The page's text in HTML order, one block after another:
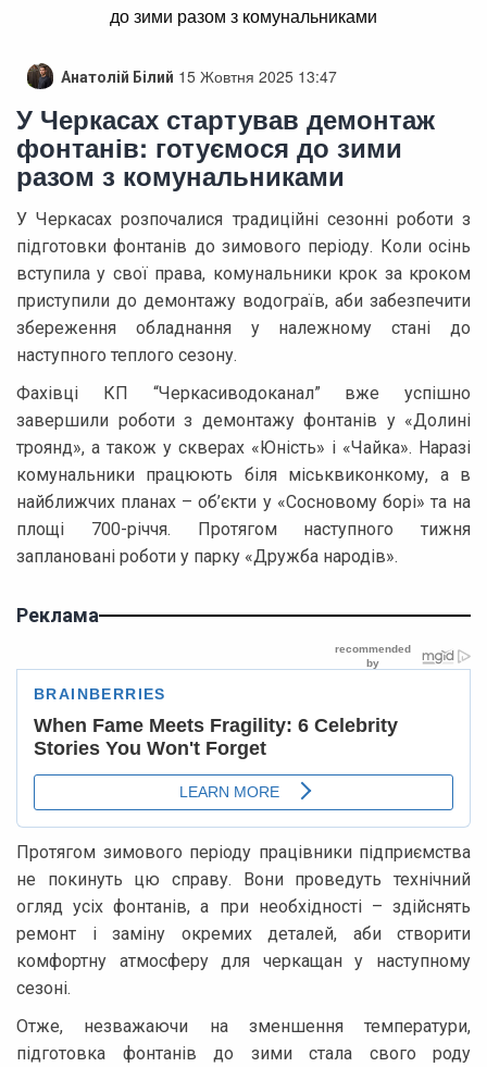
до зими разом з комунальниками
Анатолій Білий 15 Жовтня 2025 13:47
У Черкасах стартував демонтаж
фонтанів: готуємося до зими
разом з комунальниками
У Черкасах розпочалися традиційні сезонні роботи з
підготовки фонтанів до зимового періоду. Коли осінь
вступила у свої права, комунальники крок за кроком
приступили до демонтажу водограїв, аби забезпечити
збереження обладнання у належному стані до
наступного теплого сезону.
Фахівці КП “Черкасиводоканал” вже успішно
завершили роботи з демонтажу фонтанів у «Долині
троянд», а також у скверах «Юність» і «Чайка». Наразі
комунальники працюють біля міськвиконкому, а в
найближчих планах – об’єкти у «Сосновому борі» та на
площі 700-річчя. Протягом наступного тижня
заплановані роботи у парку «Дружба народів».
Реклама
Протягом зимового періоду працівники підприємства
не покинуть цю справу. Вони проведуть технічний
огляд усіх фонтанів, а при необхідності – здійснять
ремонт і заміну окремих деталей, аби створити
комфортну атмосферу для черкащан у наступному
сезоні.
Отже, незважаючи на зменшення температури,
підготовка фонтанів до зими стала свого роду